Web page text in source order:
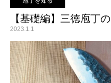
【基礎編】三徳庖丁
2023.1.1